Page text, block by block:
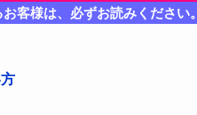
客様は、必ずお読みください。